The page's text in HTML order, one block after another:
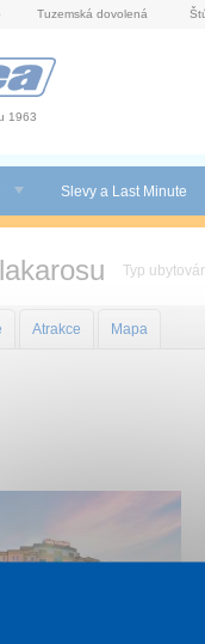
Tuzemská dovolená
1963
Slevy a Last Minute
Typ
Atrakce Mapa